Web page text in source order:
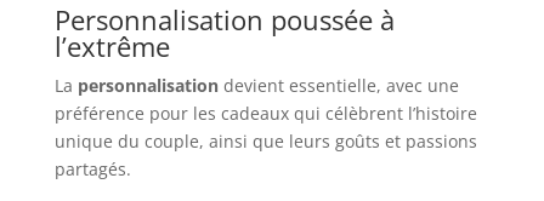
Personnalisation poussée à
l’extrême
La personnalisationdevient essentielle, avec une
préférence pour les cadeaux qui célèbrent l’histoire
unique du couple, ainsi que leurs goûts et passions
partagés.